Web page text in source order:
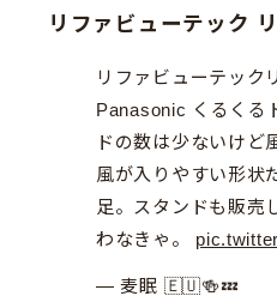
リファビューテック
リファビューテック
Panasonic くるくる
ドの数は少ないけど
風が入りやすい形状
足。スタンドも販売
わなきゃ。
— 麦眠 🇪🇺🍻💤